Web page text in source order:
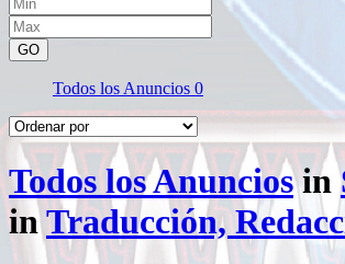
GO
Todos los Anuncios 0
Todos los Anunciosin
inTraducción,